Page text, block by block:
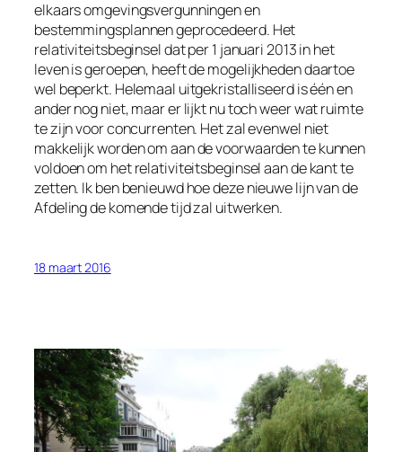
elkaars omgevingsvergunningen en
bestemmingsplannen geprocedeerd. Het
relativiteitsbeginsel dat per 1 januari 2013 in het
leven is geroepen, heeft de mogelijkheden daartoe
wel beperkt. Helemaal uitgekristalliseerd is één en
ander nog niet, maar er lijkt nu toch weer wat ruimte
te zijn voor concurrenten. Het zal evenwel niet
makkelijk worden om aan de voorwaarden te kunnen
voldoen om het relativiteitsbeginsel aan de kant te
zetten. Ik ben benieuwd hoe deze nieuwe lijn van de
Afdeling de komende tijd zal uitwerken.
18 maart 2016